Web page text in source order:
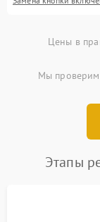
Цены в
Мы проверим
Этапы